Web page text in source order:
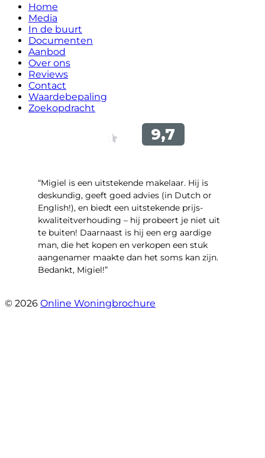
Home
Media
In de buurt
Documenten
Aanbod
Over ons
Reviews
Contact
Waardebepaling
Zoekopdracht
“Migiel is een uitstekende makelaar. Hij is
deskundig, geeft goed advies (in Dutch or
English!), en biedt een uitstekende prijs-
kwaliteitverhouding – hij probeert je niet uit
te buiten! Daarnaast is hij een erg aardige
man, die het kopen en verkopen een stuk
aangenamer maakte dan het soms kan zijn.
Bedankt, Migiel!”
© 2026 Online Woningbrochure